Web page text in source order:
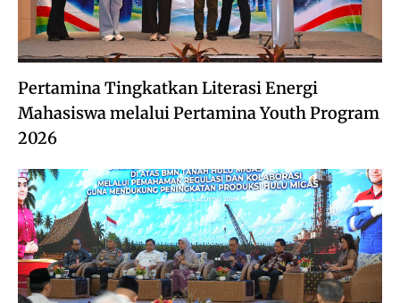
Pertamina Tingkatkan Literasi Energi
Mahasiswa melalui Pertamina Youth Program
2026